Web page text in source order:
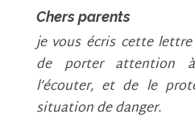
Chers parents
je vous écris cette
de porter attention
l’écouter, et de le
situation de danger.